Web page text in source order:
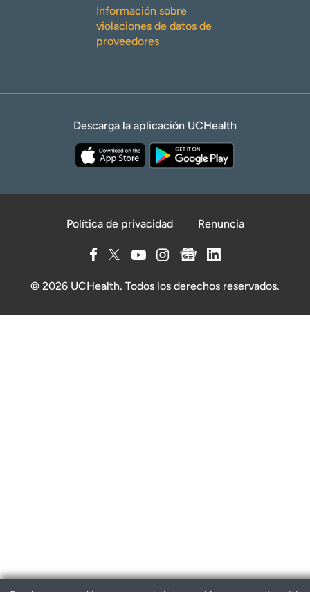
Información sobre
violaciones de datos de
proveedores
Descarga la aplicación UCHealth
Política de privacidad Renuncia
© 2026 UCHealth. Todos los derechos reservados.